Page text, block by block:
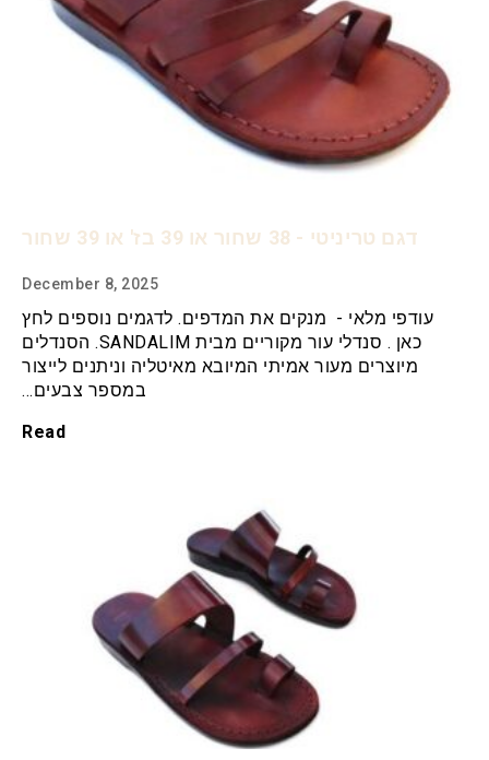
דגם טריניטי - 38 שחור או 39 בז' או 39 שחור
December 8, 2025
עודפי מלאי - מנקים את המדפים. לדגמים נוספים לחץ
כאן . סנדלי עור מקוריים מבית SANDALIM. הסנדלים
מיוצרים מעור אמיתי המיובא מאיטליה וניתנים לייצור
במספר צבעים…
Read